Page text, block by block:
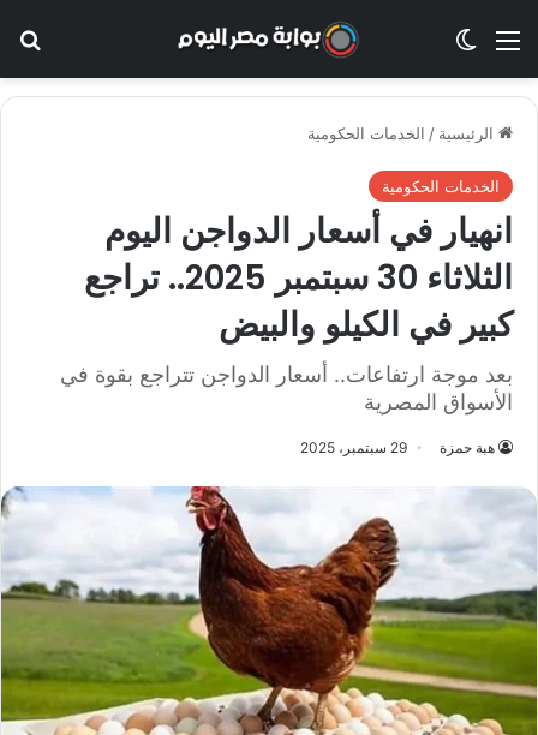
القائمة الوضع المظلم
الرئيسية / الخدمات الحكومية
الخدمات الحكومية
انهيار في أسعار الدواجن اليوم
الثلاثاء 30 سبتمبر 2025.. تراجع
كبير في الكيلو والبيض
بعد موجة ارتفاعات.. أسعار الدواجن تتراجع بقوة في
الأسواق المصرية
هبة حمزة 29 سبتمبر، 2025